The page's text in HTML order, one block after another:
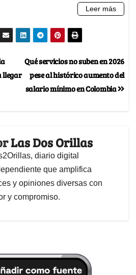
Qué servicios no suben en 2026
pese al histórico aumento del
salario mínimo en Colombia
llegar
Las Dos Orillas
diario digital
que amplifica
y opiniones diversas con
y compromiso.